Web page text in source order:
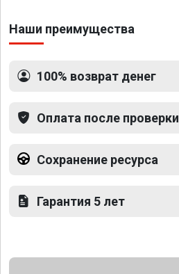
Наши преимущества
100% возврат денег
Оплата после проверки
Сохранение ресурса
Гарантия 5 лет